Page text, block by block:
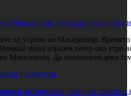
Македонија, се мерат високи
од утрово во Македонија. Времето
некој изразен ветер ова
Македонија. Да напоменам дека
/ Прогноза
антициклон, пред нас тропски